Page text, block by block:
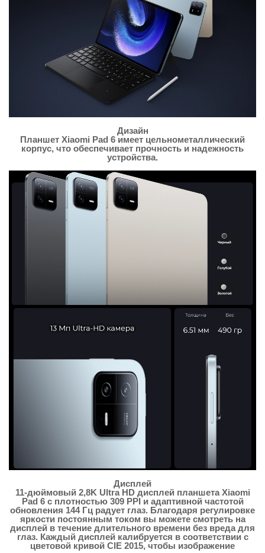
Дизайн
Планшет Xiaomi Pad 6 имеет цельнометаллический
корпус, что обеспечивает прочность и надежность
устройства.
Дисплей
11-дюймовый 2,8K Ultra HD дисплей планшета Xiaomi
Pad 6 с плотностью 309 PPI и адаптивной частотой
обновления 144 Гц радует глаз. Благодаря регулировке
яркости постоянным током вы можете смотреть на
дисплей в течение длительного времени без вреда для
глаз. Каждый дисплей калибруется в соответствии с
цветовой кривой CIE 2015, чтобы изображение